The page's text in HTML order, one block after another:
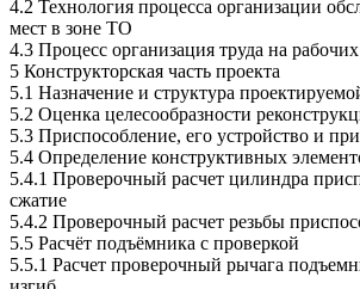
4.2 Технология процесса организации
мест в зоне ТО
4.3 Процесс организация труда на
5 Конструкторская часть проекта
5.1 Назначение и структура
5.2 Оценка целесообразности
5.3 Приспособление, его устройство и
5.4 Определение конструктивных
5.4.1 Проверочный расчет цилиндра
сжатие
5.4.2 Проверочный расчет резьбы
5.5 Расчёт подъёмника с проверкой
5.5.1 Расчет проверочный рычага